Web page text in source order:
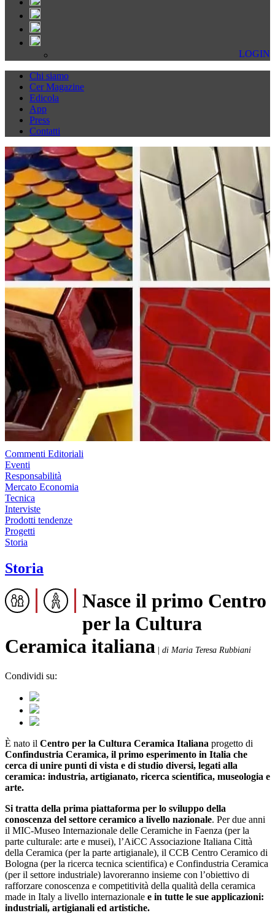
LOGIN
Chi siamo
Cer Magazine
Edicola
App
Press
Contatti
Commenti Editoriali
Eventi
Responsabilità
Mercato Economia
Tecnica
Interviste
Prodotti tendenze
Progetti
Storia
Storia
Nasce il primo Centro
per la Cultura
Ceramica italiana
di Maria Teresa Rubbiani
Condividi su:
È nato il Centro per la Cultura Ceramica Italiana progetto di
Confindustria Ceramica, il primo esperimento in Italia che
cerca di unire punti di vista e di studio diversi, legati alla
ceramica: industria, artigianato, ricerca scientifica, museologia e
arte.
Si tratta della prima piattaforma per lo sviluppo della
conoscenza del settore ceramico a livello nazionale. Per due anni
il MIC‐Museo Internazionale delle Ceramiche in Faenza (per la
parte culturale: arte e musei), l’AiCC Associazione Italiana Città
della Ceramica (per la parte artigianale), il CCB Centro Ceramico di
Bologna (per la ricerca tecnica scientifica) e Confindustria Ceramica
(per il settore industriale) lavoreranno insieme con l’obiettivo di
rafforzare conoscenza e competitività della qualità della ceramica
made in Italy a livello internazionale e in tutte le sue applicazioni:
industriali, artigianali ed artistiche.